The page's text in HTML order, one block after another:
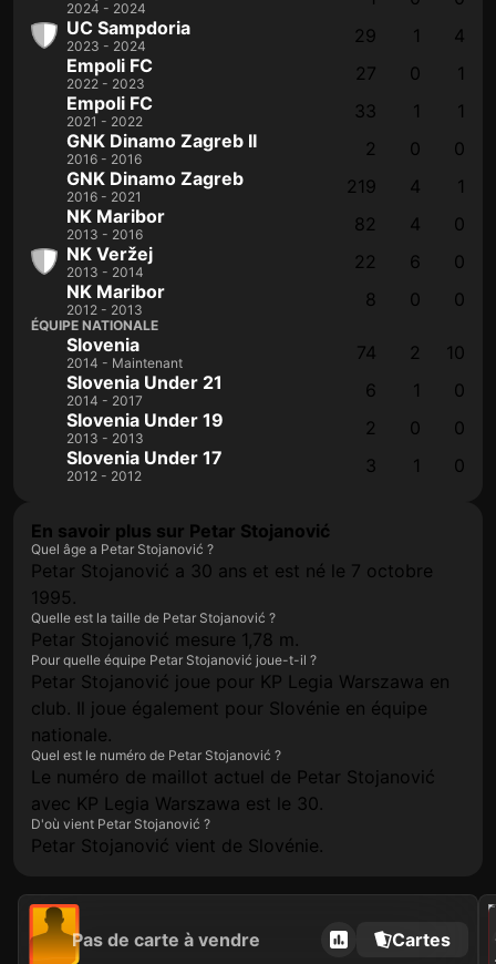
2024 - 2024
UC Sampdoria
2023 - 2024 29 1
4
Empoli FC
2022 - 2023 27 0
1
Empoli FC
2021 - 2022 33 1
1
GNK Dinamo Zagreb II
2016 - 2016 2 0
0
GNK Dinamo Zagreb
2016 - 2021 219 4
1
NK Maribor
2013 - 2016 82 4
0
NK Veržej
2013 - 2014 22 6
0
NK Maribor
2012 - 2013 8 0 0
ÉQUIPE NATIONALE
Slovenia
2014 - Maintenant 74 2
10
Slovenia Under 21
2014 - 2017 6 1
0
Slovenia Under 19
2013 - 2013 2 0
0
Slovenia Under 17
2012 - 2012 3 1 0
En savoir plus sur Petar Stojanović
Quel âge a Petar Stojanović ?
Petar Stojanović a 30 ans et est né le 7 octobre
1995.
Quelle est la taille de Petar Stojanović ?
Petar Stojanović mesure 1,78 m.
Pour quelle équipe Petar Stojanović joue-t-il ?
Petar Stojanović joue pour KP Legia Warszawa en
club. Il joue également pour Slovénie en équipe
nationale.
Quel est le numéro de Petar Stojanović ?
Le numéro de maillot actuel de Petar Stojanović
avec KP Legia Warszawa est le 30.
D'où vient Petar Stojanović ?
Petar Stojanović vient de Slovénie.
Pas de carte à vendre Cartes
2022